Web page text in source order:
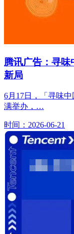
腾讯广告：寻味
新局
6月17日，「寻味
满举办，…
时间：2026-06-21